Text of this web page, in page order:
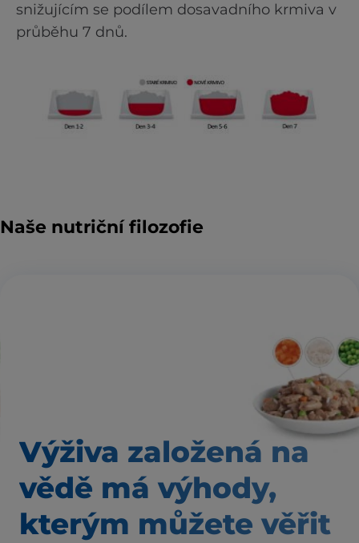
snižujícím se podílem dosavadního krmiva v
průběhu 7 dnů.
Naše nutriční filozofie
Výživa založená na
vědě má výhody,
kterým můžete věřit